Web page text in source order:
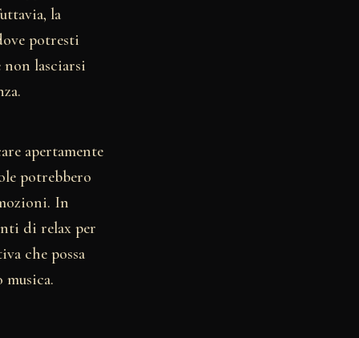
la
potresti
lasciarsi
apertamente
potrebbero
In
di relax per
che possa